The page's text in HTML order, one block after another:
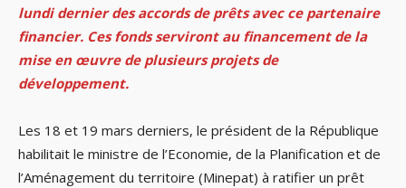
lundi dernier des accords de prêts avec ce partenaire
financier. Ces fonds serviront au financement de la
mise en œuvre de plusieurs projets de
développement.
Les 18 et 19 mars derniers, le président de la République
habilitait le ministre de l’Economie, de la Planification et de
l’Aménagement du territoire (Minepat) à ratifier un prêt